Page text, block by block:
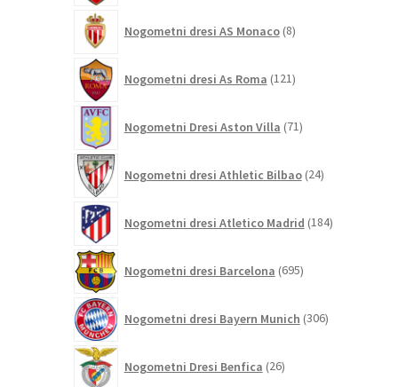
Nogometni dresi AS Monaco 8izdelkov
Nogometni dresi As Roma 121izdelkov
Nogometni Dresi Aston Villa 71izdelkov
Nogometni dresi Athletic Bilbao 24izdelkov
Nogometni dresi Atletico Madrid 184izdelkov
Nogometni dresi Barcelona 695izdelkov
Nogometni dresi Bayern Munich 306izdelkov
Nogometni Dresi Benfica 26izdelkov